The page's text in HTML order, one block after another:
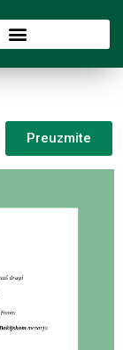
Preuzmite